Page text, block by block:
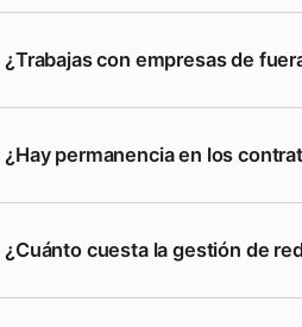
¿Trabajas con empresas de
¿Hay permanencia en los
¿Cuánto cuesta la gestión de